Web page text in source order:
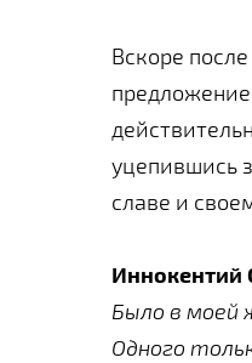
Вскоре
уцепившись
славе и
Иннокентий
Было в моей
Одного